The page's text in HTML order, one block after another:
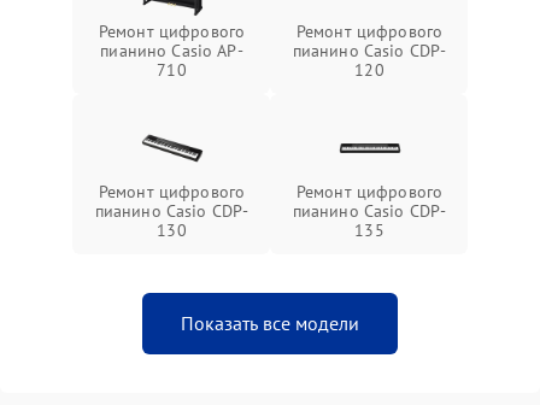
Ремонт цифрового
пианино Casio AP-
710
Ремонт цифрового
пианино Casio CDP-
120
Ремонт цифрового
пианино Casio CDP-
130
Ремонт цифрового
пианино Casio CDP-
135
Показать все модели